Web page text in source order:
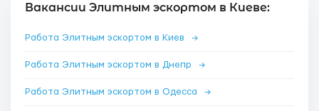
Вакансии Элитным эскортом в Киеве:
Работа Элитным эскортом в Киев →
Работа Элитным эскортом в Днепр →
Работа Элитным эскортом в Одесса →